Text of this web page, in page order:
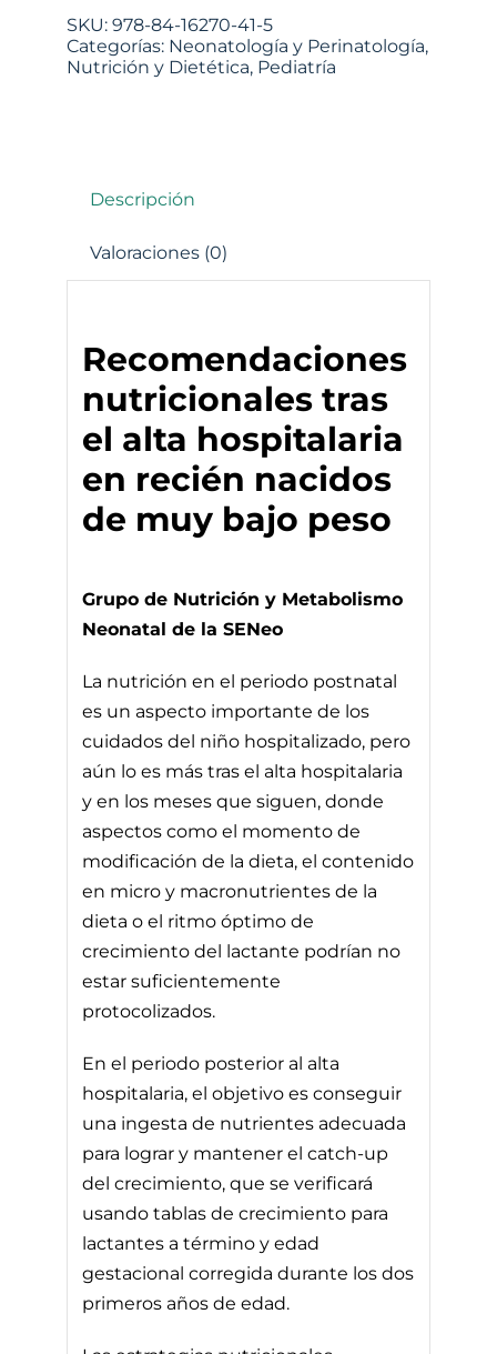
SKU: 978-84-16270-41-5
Categorías: Neonatología y Perinatología,
Nutrición y Dietética, Pediatría
Descripción
Valoraciones (0)
Recomendaciones
nutricionales tras
el alta hospitalaria
en recién nacidos
de muy bajo peso
Grupo de Nutrición y Metabolismo
Neonatal de la SENeo
La nutrición en el periodo postnatal
es un aspecto importante de los
cuidados del niño hospitalizado, pero
aún lo es más tras el alta hospitalaria
y en los meses que siguen, donde
aspectos como el momento de
modificación de la dieta, el contenido
en micro y macronutrientes de la
dieta o el ritmo óptimo de
crecimiento del lactante podrían no
estar suficientemente
protocolizados.
En el periodo posterior al alta
hospitalaria, el objetivo es conseguir
una ingesta de nutrientes adecuada
para lograr y mantener el catch-up
del crecimiento, que se verificará
usando tablas de crecimiento para
lactantes a término y edad
gestacional corregida durante los dos
primeros años de edad.